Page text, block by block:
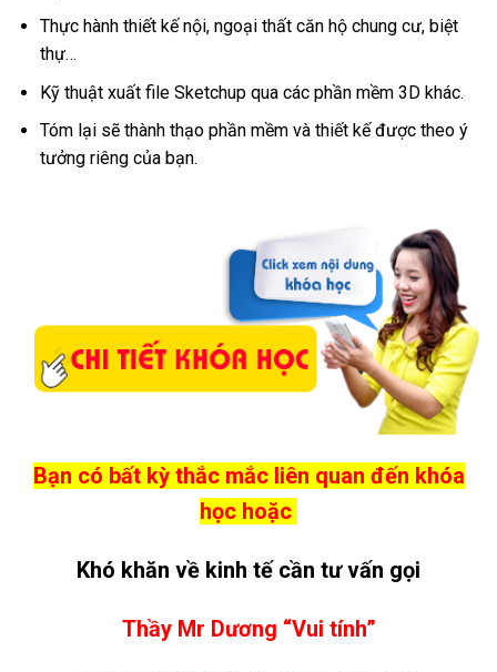
Thực hành thiết kế nội, ngoại thất căn hộ chung cư, biệt
thự…
Kỹ thuật xuất file Sketchup qua các phần mềm 3D khác.
Tóm lại sẽ thành thạo phần mềm và thiết kế được theo ý
tưởng riêng của bạn.
Bạn có bất kỳ thắc mắc liên quan đến khóa
học hoặc
Khó khăn về kinh tế cần tư vấn gọi
Thầy Mr Dương “Vui tính”